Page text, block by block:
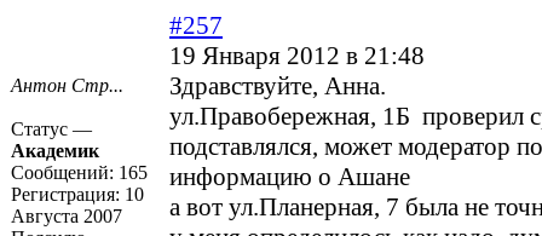
Антон Стр...
Статус —
Академик
Сообщений: 165
Регистрация: 10
Августа 2007
#257
19 Января 2012 в 21:48
Здравствуйте, Анна.
ул.Правобережная, 1Б проверил
подставлялся, может модератор
информацию о Ашане
а вот ул.Планерная, 7 была не